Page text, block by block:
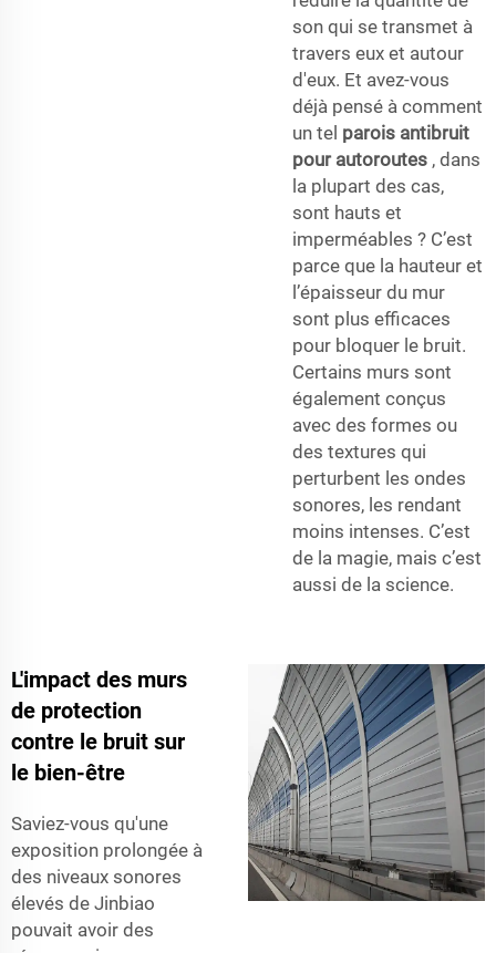
son qui se transmet à
travers eux et autour
d'eux. Et avez-vous
déjà pensé à comment
un tel parois antibruit
pour autoroutes , dans
la plupart des cas,
sont hauts et
imperméables ? C’est
parce que la hauteur et
l’épaisseur du mur
sont plus efficaces
pour bloquer le bruit.
Certains murs sont
également conçus
avec des formes ou
des textures qui
perturbent les ondes
sonores, les rendant
moins intenses. C’est
de la magie, mais c’est
aussi de la science.
L'impact des murs
de protection
contre le bruit sur
le bien-être
Saviez-vous qu'une
exposition prolongée à
des niveaux sonores
élevés de Jinbiao
pouvait avoir des